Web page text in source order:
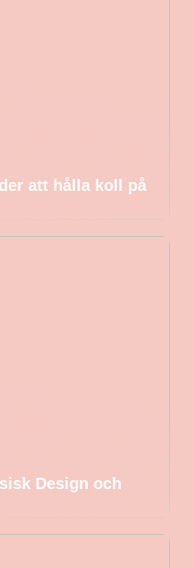
att hålla koll på
Design och